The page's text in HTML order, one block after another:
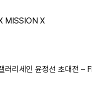
MISSION X
러리세인 윤정선 초대전 –